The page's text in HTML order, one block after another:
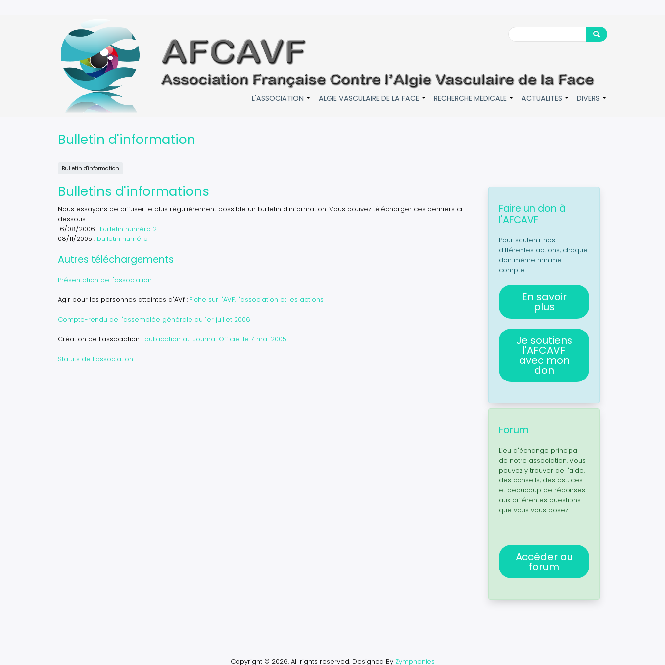
Search
Search
L'ASSOCIATION ALGIE VASCULAIRE DE LA FACE RECHERCHE MÉDICALE ACTUALITÉS DIVERS
Bulletin d'information
Bulletin d'information
Bulletins d'informations
Nous essayons de diffuser le plus régulièrement possible un bulletin d'information. Vous pouvez télécharger ces derniers ci-
dessous.
16/08/2006 : bulletin numéro 2
08/11/2005 : bulletin numéro 1
Autres téléchargements
Présentation de l'association
Agir pour les personnes atteintes d'AVf : Fiche sur l'AVF, l'association et les actions
Compte-rendu de l'assemblée générale du 1er juillet 2006
Création de l'association : publication au Journal Officiel le 7 mai 2005
Statuts de l'association
Faire un don à
l'AFCAVF
Pour soutenir nos
différentes actions, chaque
don même minime
compte.
En savoir
plus
Je soutiens
l'AFCAVF
avec mon
don
Forum
Lieu d'échange principal
de notre association. Vous
pouvez y trouver de l'aide,
des conseils, des astuces
et beaucoup de réponses
aux différentes questions
que vous vous posez.
Accéder au
forum
Copyright © 2026. All rights reserved. Designed By Zymphonies